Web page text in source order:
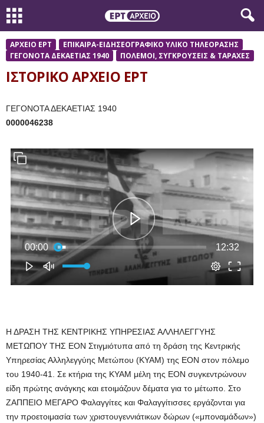
ΑΡΧΕΙΟ ΕΡΤ
ΕΠΙΚΑΙΡΑ-ΕΙΔΗΣΕΟΓΡΑΦΙΚΟ ΥΛΙΚΟ ΤΗΛΕΟΡΑΣΗΣ
ΓΕΓΟΝΟΤΑ ΔΕΚΑΕΤΙΑΣ 1940
ΠΟΛΕΜΟΙ, ΣΥΓΚΡΟΥΣΕΙΣ & ΤΑΡΑΧΕΣ
ΙΣΤΟΡΙΚΟ ΑΡΧΕΙΟ ΕΡΤ
ΓΕΓΟΝΟΤΑ ΔΕΚΑΕΤΙΑΣ 1940
0000046238
Η ΔΡΑΣΗ ΤΗΣ ΚΕΝΤΡΙΚΗΣ ΥΠΗΡΕΣΙΑΣ ΑΛΛΗΛΕΓΓΥΗΣ
ΜΕΤΩΠΟΥ ΤΗΣ ΕΟΝ Στιγμιότυπα από τη δράση της Κεντρικής
Υπηρεσίας Αλληλεγγύης Μετώπου (ΚΥΑΜ) της ΕΟΝ στον πόλεμο
του 1940-41. Σε κτήρια της ΚΥΑΜ μέλη της ΕΟΝ συγκεντρώνουν
είδη πρώτης ανάγκης και ετοιμάζουν δέματα για το μέτωπο. Στο
ΖΑΠΠΕΙΟ ΜΕΓΑΡΟ Φαλαγγίτες και Φαλαγγίτισσες εργάζονται για
την προετοιμασία των χριστουγεννιάτικων δώρων («μποναμάδων»)